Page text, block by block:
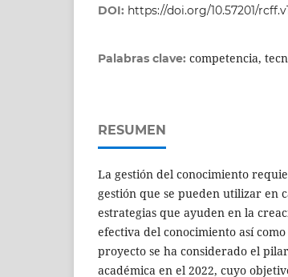
DOI: https://doi.org/10.57201/
Palabras clave: competencia,
RESUMEN
La gestión del conocimiento
gestión que se pueden utilizar en
estrategias que ayuden en la
efectiva del conocimiento así
proyecto se ha considerado el
académica en el 2022, cuyo